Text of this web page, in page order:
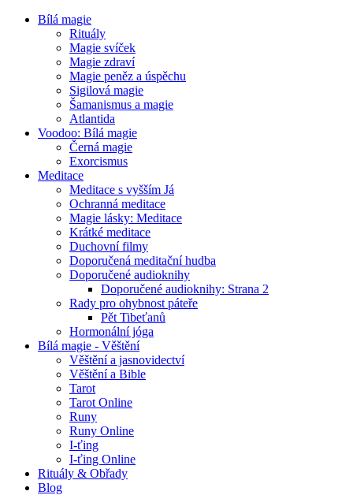
Bílá magie
Rituály
Magie svíček
Magie zdraví
Magie peněz a úspěchu
Sigilová magie
Šamanismus a magie
Atlantida
Voodoo: Bílá magie
Černá magie
Exorcismus
Meditace
Meditace s vyšším Já
Ochranná meditace
Magie lásky: Meditace
Krátké meditace
Duchovní filmy
Doporučená meditační hudba
Doporučené audioknihy
Doporučené audioknihy: Strana 2
Rady pro ohybnost páteře
Pět Tibeťanů
Hormonální jóga
Bílá magie - Věštění
Věštění a jasnovidectví
Věštění a Bible
Tarot
Tarot Online
Runy
Runy Online
I-ťing
I-ťing Online
Rituály & Obřady
Blog